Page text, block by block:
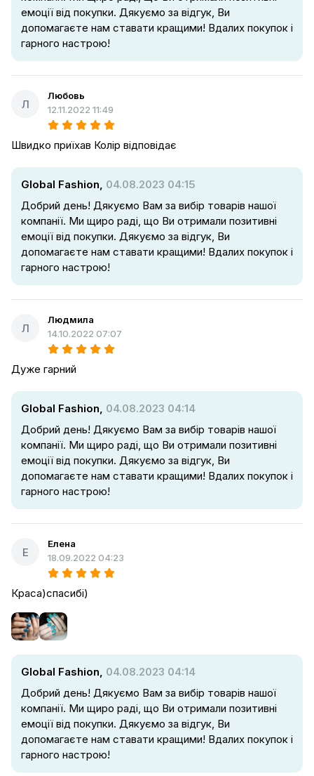
емоції від покупки. Дякуємо за відгук, Ви
допомагаєте нам ставати кращими! Вдалих покупок і
гарного настрою!
Л
Любовь
12.11.2022 11:49
Швидко приїхав Колір відповідає
Global Fashion, 04.08.2023 04:15
Добрий день! Дякуємо Вам за вибір товарів нашої
компанії. Ми щиро раді, що Ви отримали позитивні
емоції від покупки. Дякуємо за відгук, Ви
допомагаєте нам ставати кращими! Вдалих покупок і
гарного настрою!
Л
Людмила
14.10.2022 07:07
Дуже гарний
Global Fashion, 04.08.2023 04:14
Добрий день! Дякуємо Вам за вибір товарів нашої
компанії. Ми щиро раді, що Ви отримали позитивні
емоції від покупки. Дякуємо за відгук, Ви
допомагаєте нам ставати кращими! Вдалих покупок і
гарного настрою!
Е
Елена
18.09.2022 04:23
Краса)спасибі)
Global Fashion, 04.08.2023 04:14
Добрий день! Дякуємо Вам за вибір товарів нашої
компанії. Ми щиро раді, що Ви отримали позитивні
емоції від покупки. Дякуємо за відгук, Ви
допомагаєте нам ставати кращими! Вдалих покупок і
гарного настрою!